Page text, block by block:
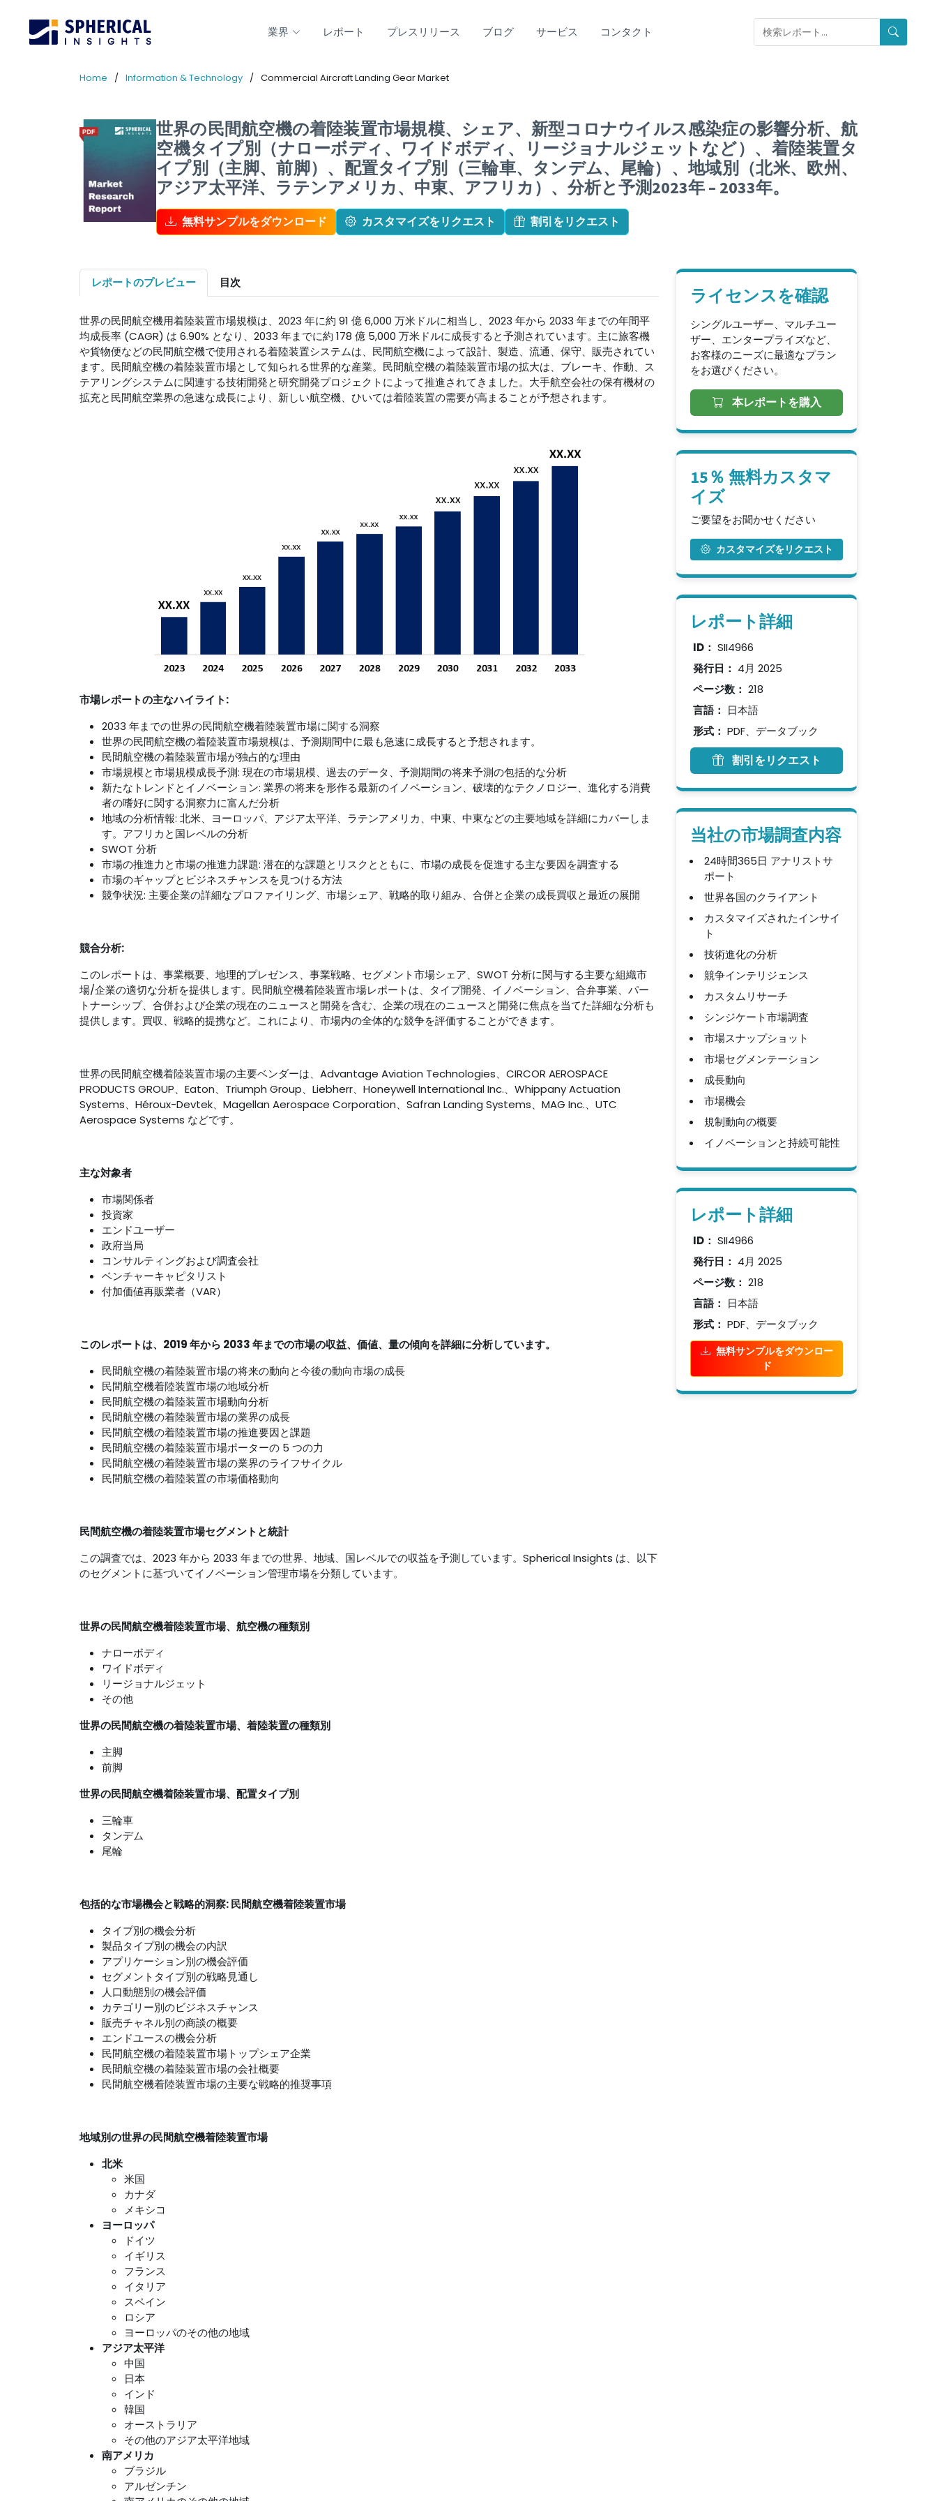
業界 レポート プレスリリース ブログ サービス コンタクト
Home Information & Technology Commercial Aircraft Landing Gear Market
世界の民間航空機の着陸装置市場規模、シェア、新型コロナウイルス感染症の影響分析、航
空機タイプ別（ナローボディ、ワイドボディ、リージョナルジェットなど）、着陸装置タ
イプ別（主脚、前脚）、配置タイプ別（三輪車、タンデム、尾輪）、地域別（北米、欧州、
アジア太平洋、ラテンアメリカ、中東、アフリカ）、分析と予測2023年 – 2033年。
無料サンプルをダウンロード カスタマイズをリクエスト 割引をリクエスト
レポートのプレビュー 目次
世界の民間航空機用着陸装置市場規模は、2023 年に約 91 億 6,000 万米ドルに相当し、2023 年から 2033 年までの年間平
均成長率 (CAGR) は 6.90% となり、2033 年までに約 178 億 5,000 万米ドルに成長すると予測されています。主に旅客機
や貨物便などの民間航空機で使用される着陸装置システムは、民間航空機によって設計、製造、流通、保守、販売されてい
ます。民間航空機の着陸装置市場として知られる世界的な産業。民間航空機の着陸装置市場の拡大は、ブレーキ、作動、ス
テアリングシステムに関連する技術開発と研究開発プロジェクトによって推進されてきました。大手航空会社の保有機材の
拡充と民間航空業界の急速な成長により、新しい航空機、ひいては着陸装置の需要が高まることが予想されます。
市場レポートの主なハイライト:
2033 年までの世界の民間航空機着陸装置市場に関する洞察
世界の民間航空機の着陸装置市場規模は、予測期間中に最も急速に成長すると予想されます。
民間航空機の着陸装置市場が独占的な理由
市場規模と市場規模成長予測: 現在の市場規模、過去のデータ、予測期間の将来予測の包括的な分析
新たなトレンドとイノベーション: 業界の将来を形作る最新のイノベーション、破壊的なテクノロジー、進化する消費
者の嗜好に関する洞察力に富んだ分析
地域の分析情報: 北米、ヨーロッパ、アジア太平洋、ラテンアメリカ、中東、中東などの主要地域を詳細にカバーしま
す。アフリカと国レベルの分析
SWOT 分析
市場の推進力と市場の推進力課題: 潜在的な課題とリスクとともに、市場の成長を促進する主な要因を調査する
市場のギャップとビジネスチャンスを見つける方法
競争状況: 主要企業の詳細なプロファイリング、市場シェア、戦略的取り組み、合併と企業の成長買収と最近の展開
競合分析:
このレポートは、事業概要、地理的プレゼンス、事業戦略、セグメント市場シェア、SWOT 分析に関与する主要な組織市
場/企業の適切な分析を提供します。民間航空機着陸装置市場レポートは、タイプ開発、イノベーション、合弁事業、パー
トナーシップ、合併および企業の現在のニュースと開発を含む、企業の現在のニュースと開発に焦点を当てた詳細な分析も
提供します。買収、戦略的提携など。これにより、市場内の全体的な競争を評価することができます。
世界の民間航空機着陸装置市場の主要ベンダーは、Advantage Aviation Technologies、CIRCOR AEROSPACE
PRODUCTS GROUP、Eaton、Triumph Group、Liebherr、Honeywell International Inc.、Whippany Actuation
Systems、Héroux-Devtek、Magellan Aerospace Corporation、Safran Landing Systems、MAG Inc.、UTC
Aerospace Systems などです。
主な対象者
市場関係者
投資家
エンドユーザー
政府当局
コンサルティングおよび調査会社
ベンチャーキャピタリスト
付加価値再販業者（VAR）
このレポートは、2019 年から 2033 年までの市場の収益、価値、量の傾向を詳細に分析しています。
民間航空機の着陸装置市場の将来の動向と今後の動向市場の成長
民間航空機着陸装置市場の地域分析
民間航空機の着陸装置市場動向分析
民間航空機の着陸装置市場の業界の成長
民間航空機の着陸装置市場の推進要因と課題
民間航空機の着陸装置市場ポーターの 5 つの力
民間航空機の着陸装置市場の業界のライフサイクル
民間航空機の着陸装置の市場価格動向
民間航空機の着陸装置市場セグメントと統計
この調査では、2023 年から 2033 年までの世界、地域、国レベルでの収益を予測しています。Spherical Insights は、以下
のセグメントに基づいてイノベーション管理市場を分類しています。
世界の民間航空機着陸装置市場、航空機の種類別
ナローボディ
ワイドボディ
リージョナルジェット
その他
世界の民間航空機の着陸装置市場、着陸装置の種類別
主脚
前脚
世界の民間航空機着陸装置市場、配置タイプ別
三輪車
タンデム
尾輪
包括的な市場機会と戦略的洞察: 民間航空機着陸装置市場
タイプ別の機会分析
製品タイプ別の機会の内訳
アプリケーション別の機会評価
セグメントタイプ別の戦略見通し
人口動態別の機会評価
カテゴリー別のビジネスチャンス
販売チャネル別の商談の概要
エンドユースの機会分析
民間航空機の着陸装置市場トップシェア企業
民間航空機の着陸装置市場の会社概要
民間航空機着陸装置市場の主要な戦略的推奨事項
地域別の世界の民間航空機着陸装置市場
北米
米国
カナダ
メキシコ
ヨーロッパ
ドイツ
イギリス
フランス
イタリア
スペイン
ロシア
ヨーロッパのその他の地域
アジア太平洋
中国
日本
インド
韓国
オーストラリア
その他のアジア太平洋地域
南アメリカ
ブラジル
アルゼンチン
ライセンスを確認
シングルユーザー、マルチユー
ザー、エンタープライズなど、
お客様のニーズに最適なプラン
をお選びください。
本レポートを購入
15％ 無料カスタマ
イズ
ご要望をお聞かせください
カスタマイズをリクエスト
レポート詳細
ID： SII4966
発行日： 4月 2025
ページ数： 218
言語： 日本語
形式： PDF、データブック
割引をリクエスト
当社の市場調査内容
24時間365日 アナリストサ
ポート
世界各国のクライアント
カスタマイズされたインサイ
ト
技術進化の分析
競争インテリジェンス
カスタムリサーチ
シンジケート市場調査
市場スナップショット
市場セグメンテーション
成長動向
市場機会
規制動向の概要
イノベーションと持続可能性
レポート詳細
ID： SII4966
発行日： 4月 2025
ページ数： 218
言語： 日本語
形式： PDF、データブック
無料サンプルをダウンロー
ド